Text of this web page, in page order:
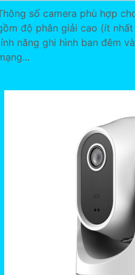
số camera phù hợp
độ phân giải cao (ít
năng ghi hình ban đêm